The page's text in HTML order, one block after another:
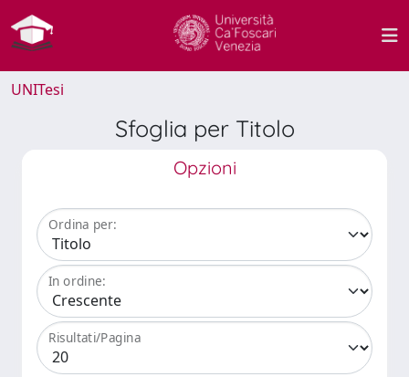
UNITesi
Sfoglia per Titolo
Opzioni
Ordina per:
In ordine:
Risultati/Pagina